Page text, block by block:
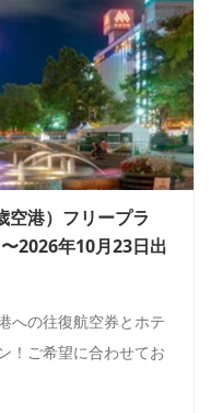
港）フリープラ
2026年10月23日出
への往復航空券とホテ
！ご希望に合わせてお